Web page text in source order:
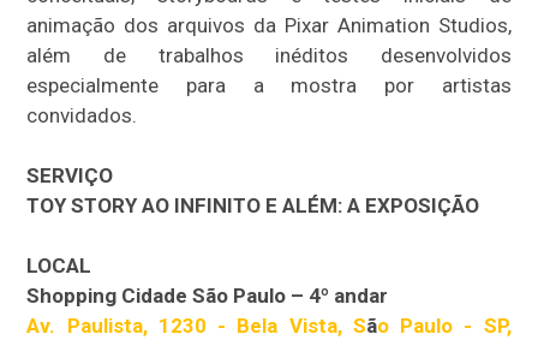
animação dos arquivos da Pixar Animation Studios,
além de trabalhos inéditos desenvolvidos
especialmente para a mostra por artistas
convidados.
SERVIÇO
TOY STORY AO INFINITO E ALÉM: A EXPOSIÇÃO
LOCAL
Shopping Cidade São Paulo – 4º andar
Av. Paulista, 1230 - Bela Vista, São Paulo - SP,